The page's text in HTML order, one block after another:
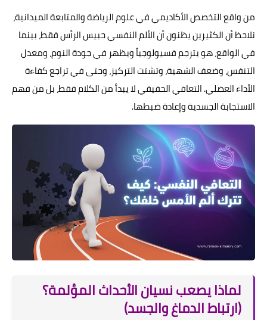
من واقع التخصص الأكاديمي في علوم الرياضة والمتابعة الميدانية،
نلاحظ أن الكثيرين يظنون أن الألم النفسي حبيس الرأس فقط، بينما
في الواقع، هو يترجم فسيولوجياً ويظهر في جودة النوم، ومعدل
التنفس، وضعف الشهية، وتشتت التركيز، وحتى في تراجع كفاءة
الأداء العضلي. التعافي الحقيقي لا يبدأ من الكلام فقط، بل من فهم
الاستجابة الجسدية وإعادة ضبطها.
لماذا يصعب نسيان الأحداث المؤلمة؟
(ارتباط الدماغ والجسد)